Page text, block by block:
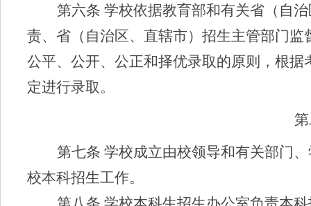
第六条学校依据教育部和有关省（自
责、省（自治区、直辖市）招生主管部门
公平、公开、公正和择优录取的原则，根
定进行录取。
第七条学校成立由校领导和有关部门
校本科招生工作。